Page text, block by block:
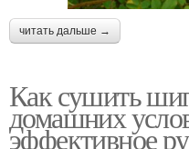
читать дальше →
Как сушить
домашних
эффективное